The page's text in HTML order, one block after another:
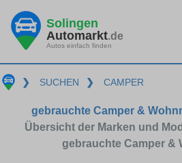
Solingen
Automarkt.de
Autos einfach finden
❯ SUCHEN ❯ CAMPER
gebrauchte Camper &
Übersicht der Marken und
gebrauchte Camper &